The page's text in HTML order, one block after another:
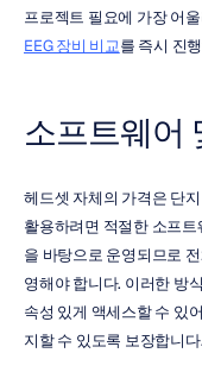
프로젝트 필요에 가장 어
EEG 장비 비교를 즉시 진
소프트웨어
헤드셋 자체의 가격은 단
활용하려면 적절한 소프
을 바탕으로 운영되므로
영해야 합니다. 이러한 방
속성 있게 액세스할 수 있
지할 수 있도록 보장합니다.